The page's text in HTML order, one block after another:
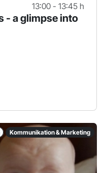
13:00 - 13:45 h
- a glimpse into
Kommunikation & Marketing